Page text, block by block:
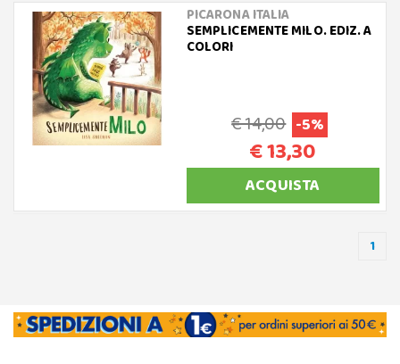
PICARONA ITALIA
SEMPLICEMENTE MILO. EDIZ. A
COLORI
€ 14,00 -5%
€ 13,30
ACQUISTA
1